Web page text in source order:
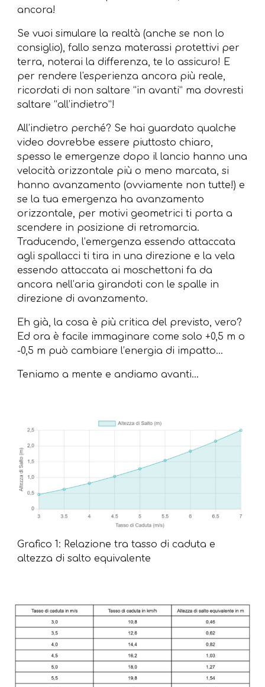
ancora!
Se vuoi simulare la realtà (anche se non lo
consiglio), fallo senza materassi protettivi per
terra, noterai la differenza, te lo assicuro! E
per rendere l'esperienza ancora più reale,
ricordati di non saltare “in avanti” ma dovresti
saltare “all’indietro”!
All’indietro perché? Se hai guardato qualche
video dovrebbe essere piuttosto chiaro,
spesso le emergenze dopo il lancio hanno una
velocità orizzontale più o meno marcata, si
hanno avanzamento (ovviamente non tutte!) e
se la tua emergenza ha avanzamento
orizzontale, per motivi geometrici ti porta a
scendere in posizione di retromarcia.
Traducendo, l’emergenza essendo attaccata
agli spallacci ti tira in una direzione e la vela
essendo attaccata ai moschettoni fa da
ancora nell’aria girandoti con le spalle in
direzione di avanzamento.
Eh già, la cosa è più critica del previsto, vero?
Ed ora è facile immaginare come solo +0,5 m o
-0,5 m può cambiare l’energia di impatto…
Teniamo a mente e andiamo avanti…
Grafico 1: Relazione tra tasso di caduta e
altezza di salto equivalente